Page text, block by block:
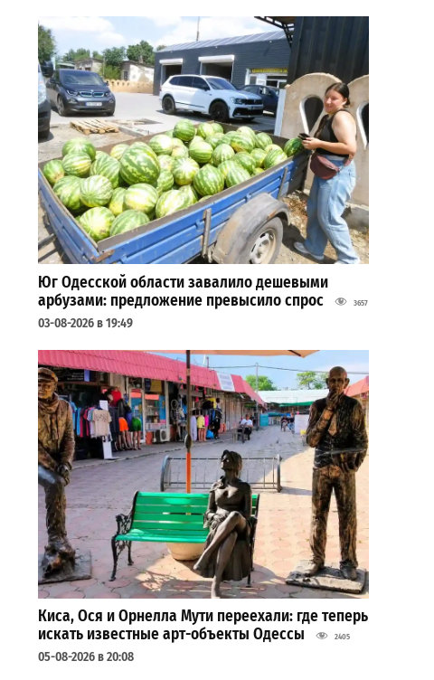
Юг Одесской области завалило дешевыми
арбузами: предложение превысило спрос
3657
03-08-2026 в 19:49
Киса, Ося и Орнелла Мути переехали: где теперь
искать известные арт-объекты Одессы
2405
05-08-2026 в 20:08